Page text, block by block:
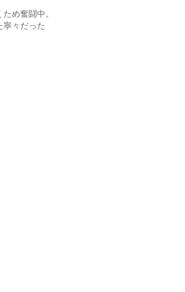
め奮闘中。
寧々だった